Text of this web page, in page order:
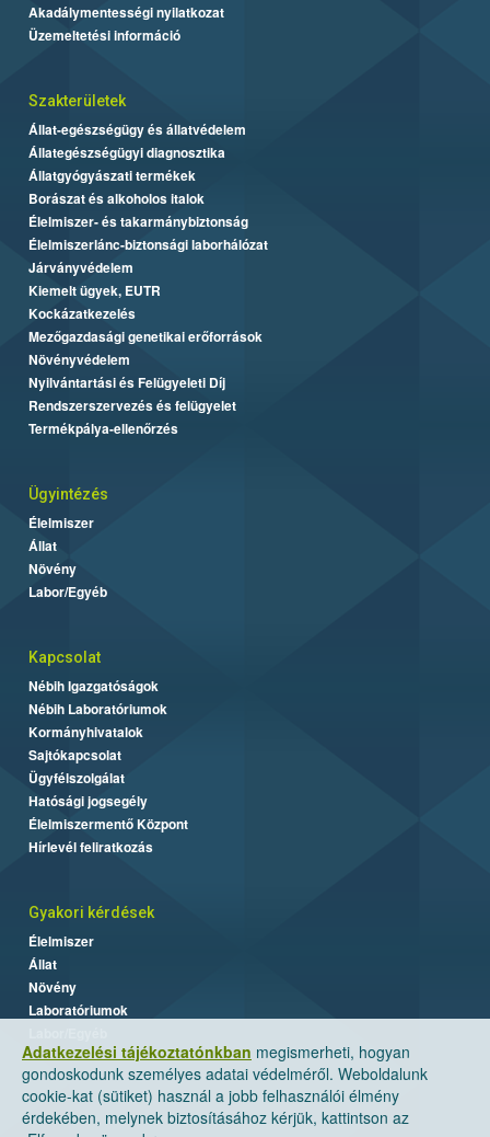
Adatkezelési tájékoztatónkban megismerheti, hogyan
gondoskodunk személyes adatai védelméről. Weboldalunk
cookie-kat (sütiket) használ a jobb felhasználói élmény
érdekében, melynek biztosításához kérjük, kattintson az
Akadálymentességi nyilatkozat
Üzemeltetési információ
Szakterületek
Állat-egészségügy és állatvédelem
Állategészségügyi diagnosztika
Állatgyógyászati termékek
Borászat és alkoholos italok
Élelmiszer- és takarmánybiztonság
Élelmiszerlánc-biztonsági laborhálózat
Járványvédelem
Kiemelt ügyek, EUTR
Kockázatkezelés
Mezőgazdasági genetikai erőforrások
Növényvédelem
Nyilvántartási és Felügyeleti Díj
Rendszerszervezés és felügyelet
Termékpálya-ellenőrzés
Ügyintézés
Élelmiszer
Állat
Növény
Labor/Egyéb
Kapcsolat
Nébih Igazgatóságok
Nébih Laboratóriumok
Kormányhivatalok
Sajtókapcsolat
Ügyfélszolgálat
Hatósági jogsegély
Élelmiszermentő Központ
Hírlevél feliratkozás
Gyakori kérdések
Élelmiszer
Állat
Növény
Laboratóriumok